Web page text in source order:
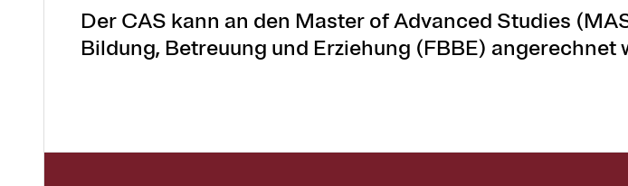
Der CAS kann an den Master of Advanced Studies
Bildung, Betreuung und Erziehung (FBBE) angerechnet